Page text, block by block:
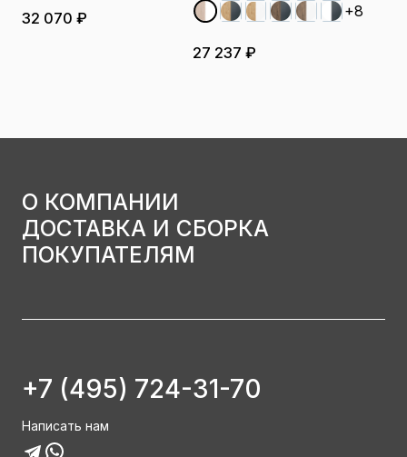
32 070 ₽ +8
27 237 ₽
О КОМПАНИИ
ДОСТАВКА И СБОРКА
ПОКУПАТЕЛЯМ
+7 (495) 724-31-70
Написать нам